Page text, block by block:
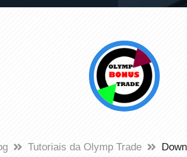
Tutoriais da Olymp Trade